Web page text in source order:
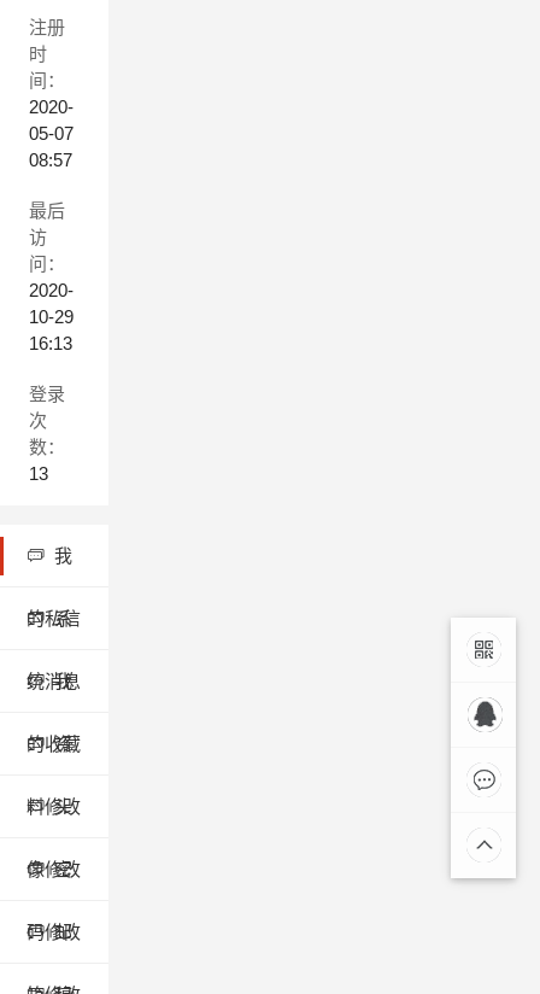
微信联
商务合作
在线留
注册
时
间：
2020-
05-07
08:57
最后
访
问：
2020-
10-29
16:13
登录
次
数：
13
我
的私信
系
统消息
我
的收藏
资
料修改
头
像修改
密
码修改
邮